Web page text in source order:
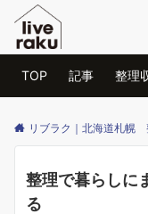
TOP 記事 整理
リブラク｜北海道札幌 整理収納ア
整理で暮らしに
る